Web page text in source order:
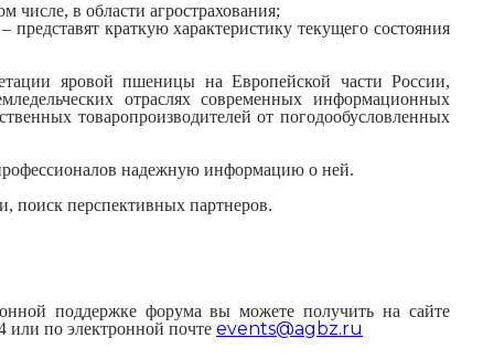
числе, в области агрострахования;
–представят краткую характеристику текущего состояния
яровой пшеницы на Европейской части России,
отраслях современных информационных
товаропроизводителей от погодообусловленных
надежную информацию о ней.
поиск перспективных партнеров.
поддержке форума вы можете получить на сайте
или по электронной почте events@agbz.ru